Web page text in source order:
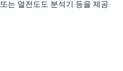
또는 열전도도 분석기 등을 제공